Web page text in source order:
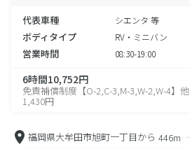
代表車種 シエンタ 等
ボディタイプ RV・ミニバン
営業時間 08:30-19:00
6時間10,752円
免責補償制度【O-2,C-3,M-3,W-2,W-4】他
1,430円
福岡県大牟田市旭町一丁目から 446m